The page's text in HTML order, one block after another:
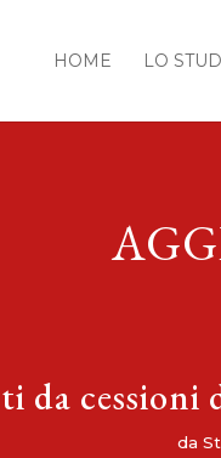
HOME LO
da
da